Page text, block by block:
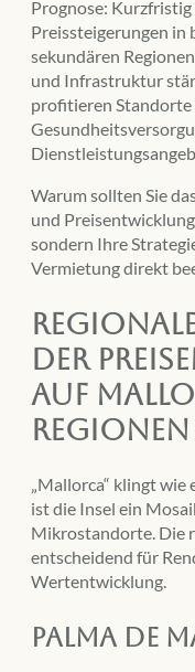
Prognose:
Preissteigerungen in
sekundären
und Infrastruktur
profitieren
Warum sollten Sie
und
sondern Ihre
Vermietung direkt
der
auf
„Mallorca“ klingt
ist die Insel ein
Mikrostandorte. Die
entscheidend für
Wertentwicklung.
Palma de